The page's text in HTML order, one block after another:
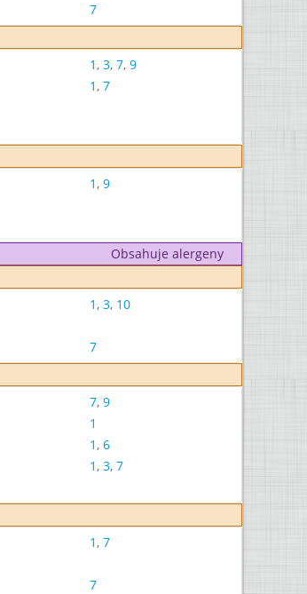
7
1, 3, 7, 9
1, 7
1, 9
Obsahuje alergeny
1, 3, 10
7
7, 9
1
1, 6
1, 3, 7
1, 7
7